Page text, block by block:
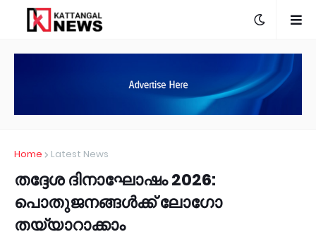
Home Latest News
തദ്ദേശ ദിനാഘോഷം 2026:
പൊതുജനങ്ങൾക്ക് ലോഗോ
തയ്യാറാക്കാം